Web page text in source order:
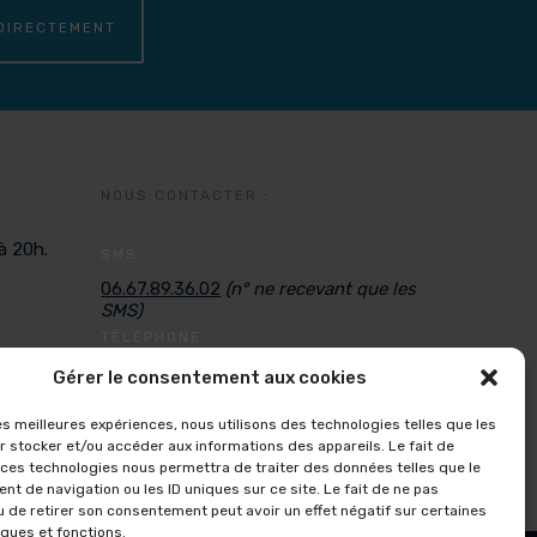
Gérer le consentement aux cookies
meilleures expériences, nous utilisons des technologies telles que les
stocker et/ou accéder aux informations des appareils. Le fait de
technologies nous permettra de traiter des données telles que le
de navigation ou les ID uniques sur ce site. Le fait de ne pas
de retirer son consentement peut avoir un effet négatif sur certaines
et fonctions.
20h.
NOUS CONTACTER :
06.67.89.36.02 (n° ne recevant que les
SMS)
Lundi, mardi, jeudi, vendredi
MAIL
aquakinecrolles@gmail.com